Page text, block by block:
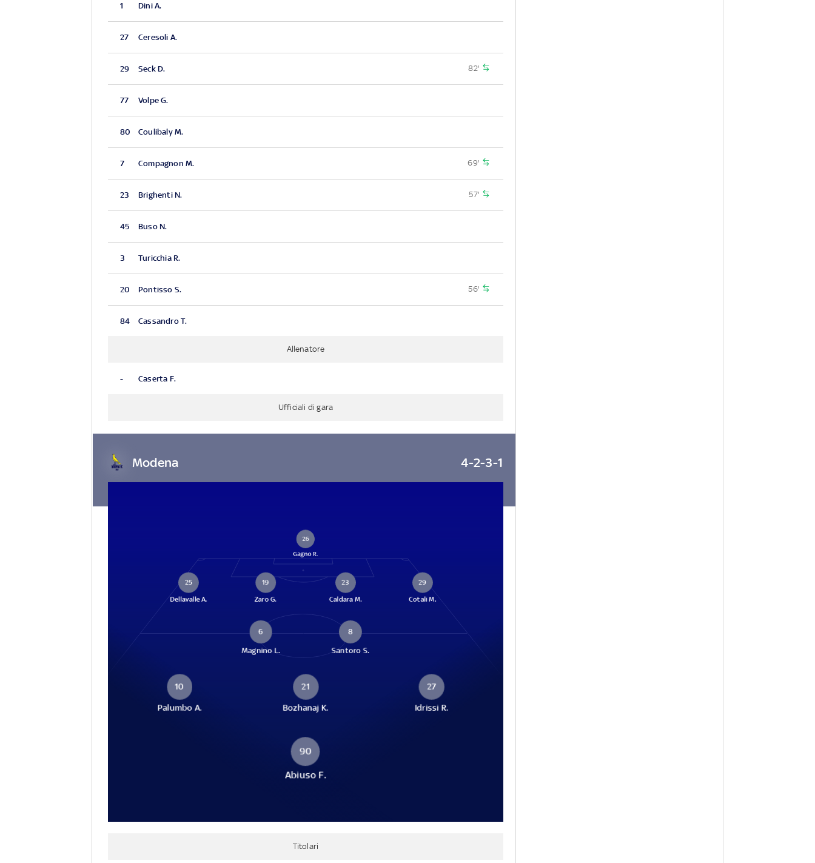
1 Dini A.
27 Ceresoli A.
29 Seck D. 82'
77 Volpe G.
80 Coulibaly M.
7 Compagnon M. 69'
23 Brighenti N. 57'
45 Buso N.
3 Turicchia R.
20 Pontisso S. 56'
84 Cassandro T.
Allenatore
- Caserta F.
Ufficiali di gara
Modena 4-2-3-1
26
Gagno R.
25
Dellavalle A.
19
Zaro G.
23
Caldara M.
29
Cotali M.
6
Magnino L.
8
Santoro S.
10
Palumbo A.
21
Bozhanaj K.
27
Idrissi R.
90
Abiuso F.
Titolari